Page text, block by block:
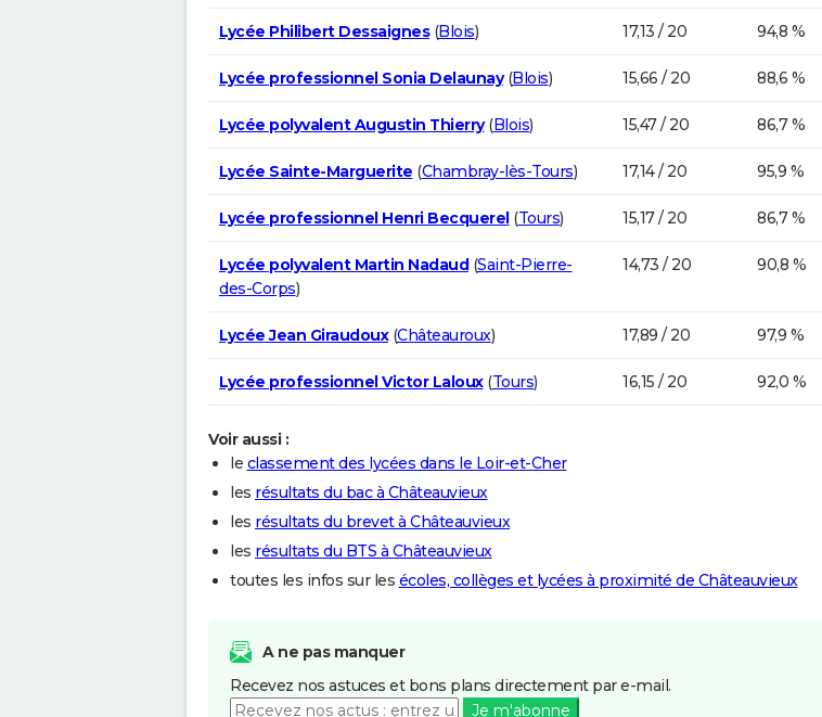
Lycée Philibert Dessaignes(Blois) 17,13 / 20 94,8 %
Lycée professionnel Sonia Delaunay(Blois) 15,66 / 20 88,6 %
Lycée polyvalent Augustin Thierry(Blois) 15,47 / 20 86,7 %
Lycée Sainte-Marguerite (Chambray-lès-Tours) 17,14 / 20 95,9 %
Lycée professionnel Henri Becquerel(Tours) 15,17 / 20 86,7 %
Lycée polyvalent Martin Nadaud(Saint-Pierre-
des-Corps)
14,73 / 20 90,8 %
Lycée Jean Giraudoux(Châteauroux) 17,89 / 20 97,9 %
Lycée professionnel Victor Laloux(Tours) 16,15 / 20 92,0 %
Voir aussi :
le classement des lycées dans le Loir-et-Cher
les résultats du bac à Châteauvieux
les résultats du brevet à Châteauvieux
les résultats du BTS à Châteauvieux
toutes les infos sur les écoles, collèges et lycées à proximité de Châteauvieux
A ne pas manquer
Recevez nos astuces et bons plans directement par e-mail.
Je m'abonne